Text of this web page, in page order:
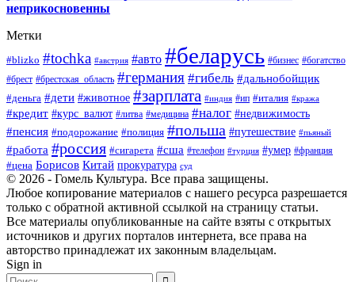
неприкосновенны
Метки
#blizko #tochka #австрия #авто #беларусь #бизнес #богатство
#брест #брестская_область #германия #гибель #дальнобойщик
#деньга #дети #животное #зарплата #индия #ип #италия #кража
#кредит #курс_валют #литва #медицина #налог #недвижимость
#пенсия #подорожание #полиция #польша #путешествие #пьяный
#работа #россия #сигарета #сша #телефон #турция #умер #франция
#цена Борисов Китай прокуратура суд
© 2026 - Гомель Культура. Все права защищены.
Любое копирование материалов с нашего ресурса разрешается
только с обратной активной ссылкой на страницу статьи.
Все материалы опубликованные на сайте взяты с открытых
источников и других порталов интернета, все права на
авторство принадлежат их законным владельцам.
Sign in